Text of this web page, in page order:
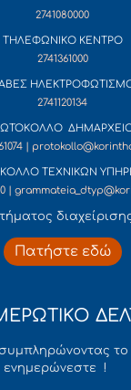
2741080000
ΤΗΛΕΦΩΝΙΚΟ ΚΕΝΤΡΟ
2741361000
2741120134
|
ΤΕΧΝΙΚΩΝ
|
Πατήστε εδώ
το
ενημερώνεστε !